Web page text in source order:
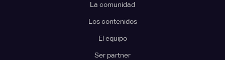
La comunidad
Los contenidos
El equipo
Ser partner